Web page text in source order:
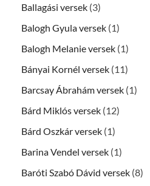
Ballagási versek (3)
Balogh Gyula versek (1)
Balogh Melanie versek (1)
Bányai Kornél versek (11)
Barcsay Ábrahám versek (1)
Bárd Miklós versek (12)
Bárd Oszkár versek (1)
Barina Vendel versek (1)
Baróti Szabó Dávid versek (8)